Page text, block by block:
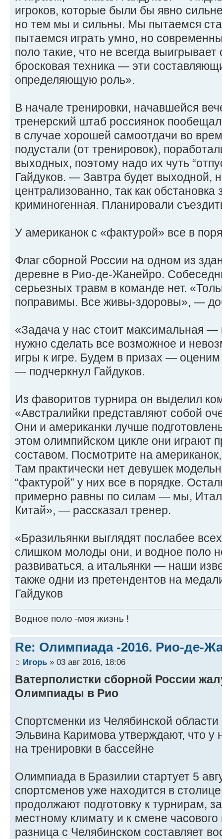
игроков, которые были бы явно
но тем мы и сильны. Мы пытаемся
пытаемся играть умно, но
поло такие, что не всегда
бросковая техника — эти
определяющую роль».
В начале тренировки, начавшейся
тренерский штаб россиянок
в случае хорошей самоотдачи во
подустали (от тренировок),
выходных, поэтому надо их чуть
Гайдуков. — Завтра будет выходной,
централизованно, так как
криминогенная. Планировали
У американок с «фактурой» все в
Флаг сборной России на одном из
деревне в Рио-де-Жанейро.
серьезных травм в команде нет.
поправимы. Все живы-здоровы», —
«Задача у нас стоит максимальная —
нужно сделать все возможное и
игры к игре. Будем в призах —
— подчеркнул Гайдуков.
Из фаворитов турнира он выделил
«Австралийки представляют собой
Они и американки лучше
этом олимпийском цикле они играют
составом. Посмотрите на
Там практически нет девушек
“фактурой” у них все в порядке.
примерно равны по силам — мы,
Китай», — рассказал тренер.
«Бразильянки выглядят послабее
слишком молоды они, и водное поло
развиваться, а итальянки — наши
также одни из претендентов на
Гайдуков
Водное поло -моя жизнь !
Re: Олимпиада -2016. Рио-де-
Игорь » 03 авг 2016, 18:06
Ватерполистки сборной России
Олимпиады в Рио
Спортсменки из Челябинской
Эльвина Каримова утверждают, что у
на тренировки в бассейне
Олимпиада в Бразилии стартует 5
спортсменов уже находится в
продолжают подготовку к турнирам,
местному климату и к смене
разница с Челябинском составляет